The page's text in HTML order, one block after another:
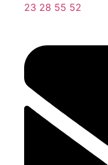
23 28 55 52